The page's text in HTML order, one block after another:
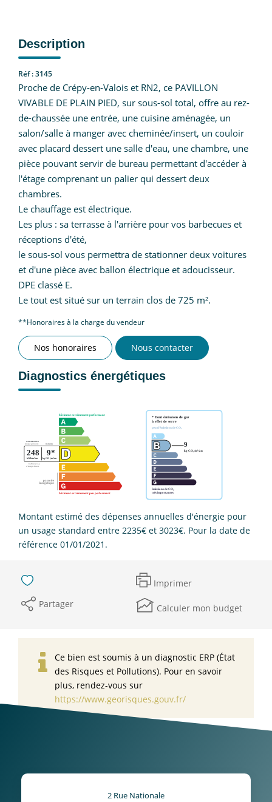
Description
Réf : 3145
Proche de Crépy-en-Valois et RN2, ce PAVILLON
VIVABLE DE PLAIN PIED, sur sous-sol total, offre au rez-
de-chaussée une entrée, une cuisine aménagée, un
salon/salle à manger avec cheminée/insert, un couloir
avec placard dessert une salle d'eau, une chambre, une
pièce pouvant servir de bureau permettant d'accéder à
l'étage comprenant un palier qui dessert deux
chambres.
Le chauffage est électrique.
Les plus : sa terrasse à l'arrière pour vos barbecues et
réceptions d'été,
le sous-sol vous permettra de stationner deux voitures
et d'une pièce avec ballon électrique et adoucisseur.
DPE classé E.
Le tout est situé sur un terrain clos de 725 m².
**Honoraires à la charge du vendeur
Nos honoraires Nous contacter
Diagnostics énergétiques
Montant estimé des dépenses annuelles d'énergie pour
un usage standard entre 2235€ et 3023€. Pour la date de
référence 01/01/2021.
Imprimer
Partager
Calculer mon budget
Ce bien est soumis à un diagnostic ERP (État
des Risques et Pollutions). Pour en savoir
plus, rendez-vous sur
https://www.georisques.gouv.fr/
2 Rue Nationale